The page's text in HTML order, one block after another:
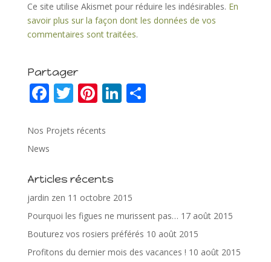
Ce site utilise Akismet pour réduire les indésirables. En
savoir plus sur la façon dont les données de vos
commentaires sont traitées.
Partager
F
e
b
o
o
k
T
itt
Pi
er
st
Li
n
P
Nos Projets récents
News
Articles récents
jardin zen 11 octobre 2015
Pourquoi les figues ne murissent pas… 17 août 2015
Bouturez vos rosiers préférés 10 août 2015
Profitons du dernier mois des vacances ! 10 août 2015